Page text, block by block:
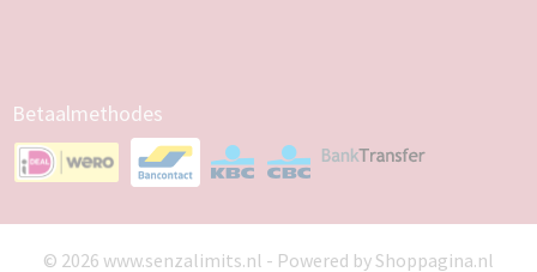
Betaalmethodes
© 2026 www.senzalimits.nl - Powered by Shoppagina.nl